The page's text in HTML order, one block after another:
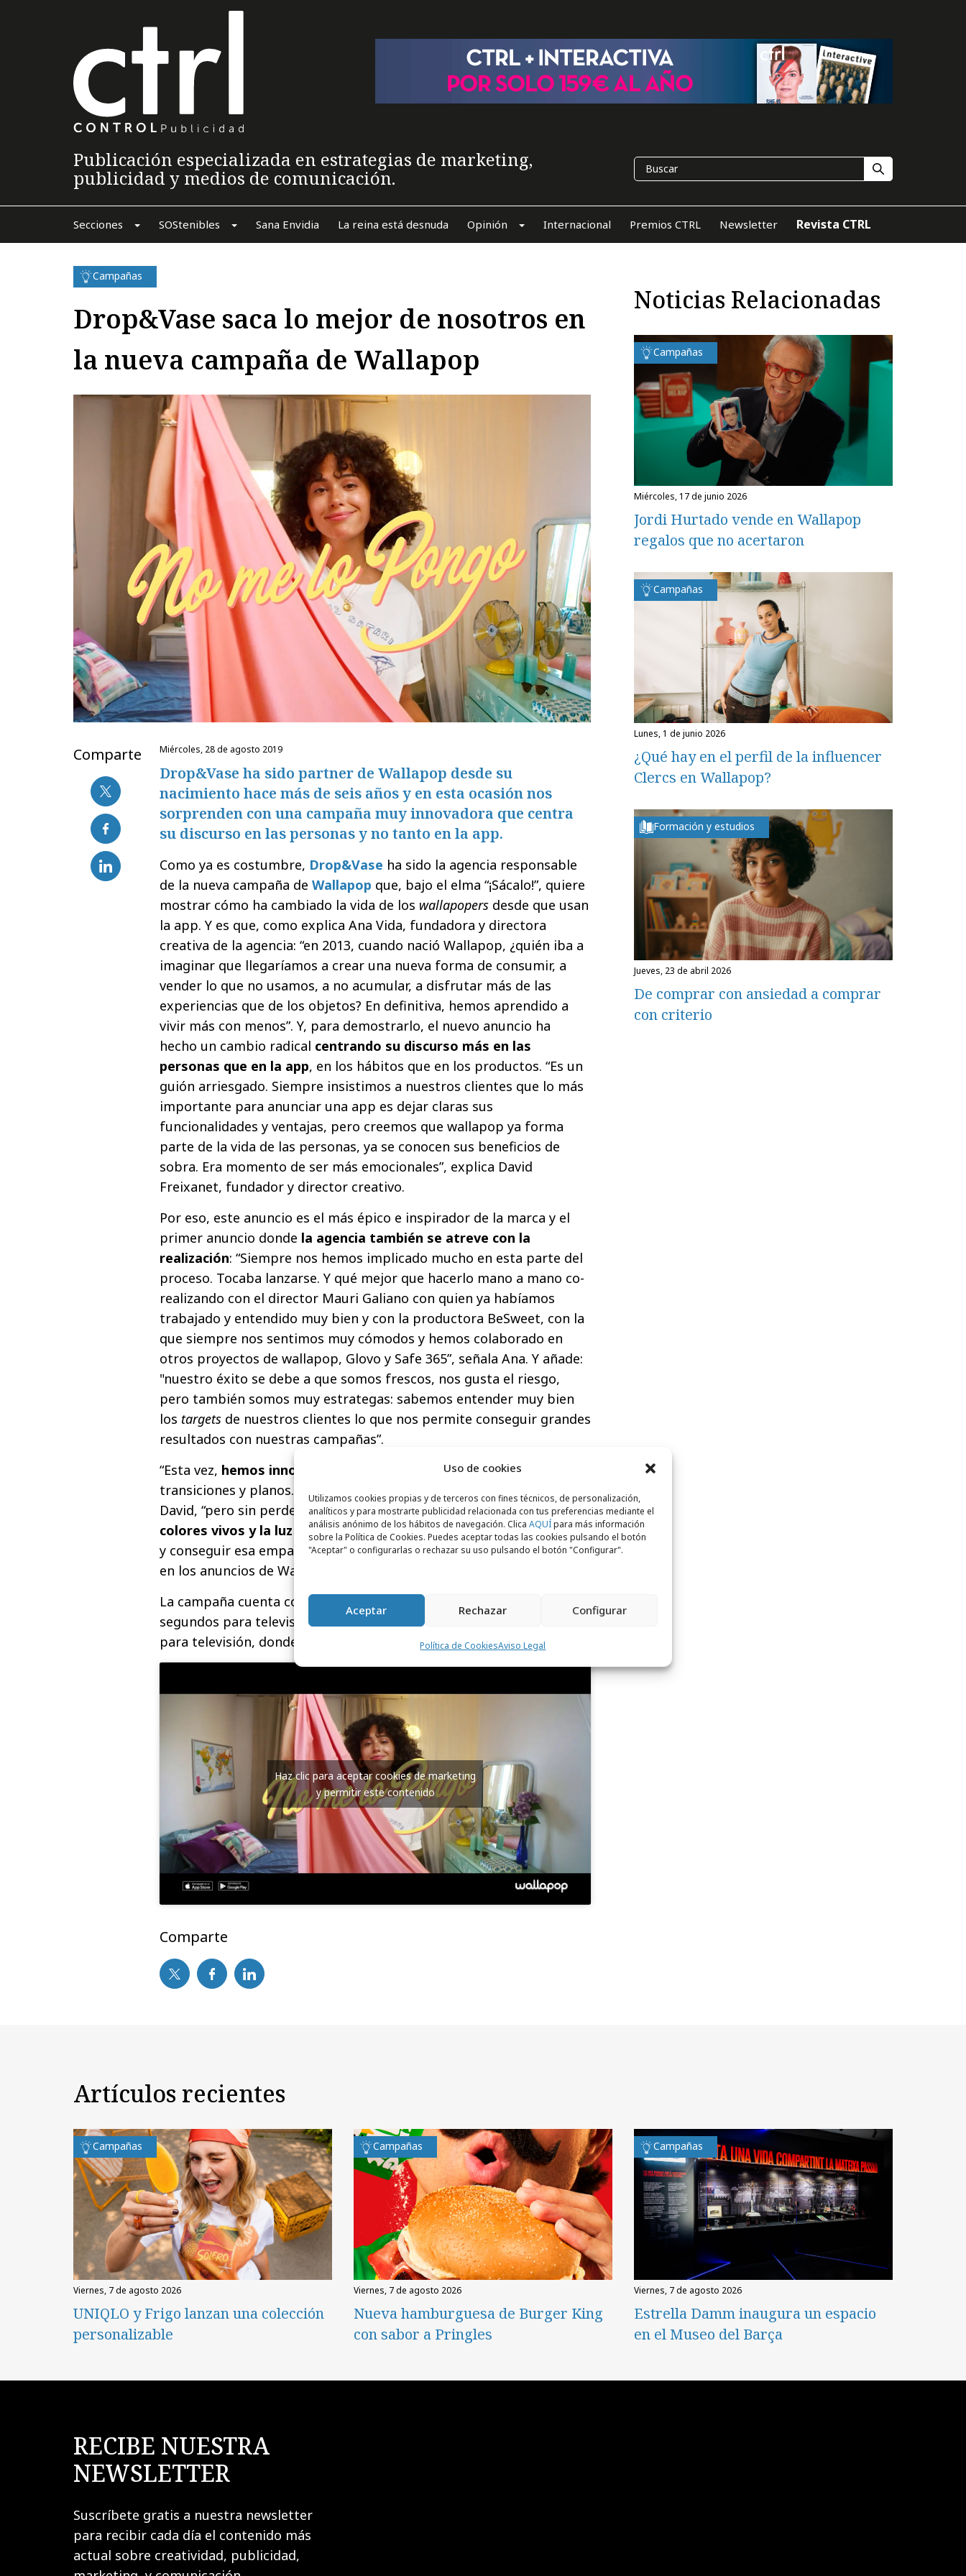
Uso de cookies
Utilizamos cookies propias y de terceros con fines técnicos, de personalización,
analíticos y para mostrarte publicidad relacionada con tus preferencias mediante el
análisis anónimo de los hábitos de navegación. Clica AQUÍpara más información
sobre la Política de Cookies. Puedes aceptar todas las cookies pulsando el botón
"Aceptar" o configurarlas o rechazar su uso pulsando el botón "Configurar".
Aceptar Rechazar Configurar
Política de CookiesAviso Legal
Publicación especializada en estrategias de marketing,
publicidad y medios de comunicación.
Secciones SOStenibles Sana Envidia La reina está desnuda Opinión Internacional Premios CTRL Newsletter Revista CTRL
Campañas
Drop&Vase saca lo mejor de nosotros en
la nueva campaña de Wallapop
Comparte miércoles, 28 de agosto 2019
Drop&Vase ha sido partner de Wallapop desde su
nacimiento hace más de seis años y en esta ocasión nos
sorprenden con una campaña muy innovadora que centra
su discurso en las personas y no tanto en la app.
Como ya es costumbre, Drop&Vase ha sido la agencia responsable
de la nueva campaña de Wallapop que, bajo el elma “¡Sácalo!”, quiere
mostrar cómo ha cambiado la vida de los wallapopers desde que usan
la app. Y es que, como explica Ana Vida, fundadora y directora
creativa de la agencia: “en 2013, cuando nació Wallapop, ¿quién iba a
imaginar que llegaríamos a crear una nueva forma de consumir, a
vender lo que no usamos, a no acumular, a disfrutar más de las
experiencias que de los objetos? En definitiva, hemos aprendido a
vivir más con menos”. Y, para demostrarlo, el nuevo anuncio ha
hecho un cambio radical centrando su discurso más en las
personas que en la app, en los hábitos que en los productos. “Es un
guión arriesgado. Siempre insistimos a nuestros clientes que lo más
importante para anunciar una app es dejar claras sus
funcionalidades y ventajas, pero creemos que wallapop ya forma
parte de la vida de las personas, ya se conocen sus beneficios de
sobra. Era momento de ser más emocionales”, explica David
Freixanet, fundador y director creativo.
Por eso, este anuncio es el más épico e inspirador de la marca y el
primer anuncio donde la agencia también se atreve con la
realización: “Siempre nos hemos implicado mucho en esta parte del
proceso. Tocaba lanzarse. Y qué mejor que hacerlo mano a mano co-
realizando con el director Mauri Galiano con quien ya habíamos
trabajado y entendido muy bien y con la productora BeSweet, con la
que siempre nos sentimos muy cómodos y hemos colaborado en
otros proyectos de wallapop, Glovo y Safe 365”, señala Ana. Y añade:
"nuestro éxito se debe a que somos frescos, nos gusta el riesgo,
pero también somos muy estrategas: sabemos entender muy bien
los targets de nuestros clientes lo que nos permite conseguir grandes
resultados con nuestras campañas”.
“Esta vez, hemos innovado mucho
en los movimientos de cámara,
transiciones y planos. Nos lo hemos pasado muy bien", continúa
David, “pero sin perder a los personajes reales y carismáticos,los
colores vivos y la luz naturalpara no perder ellook&feelde la marca
y conseguir esa empatía y conexión con eltargetque siempre existe
en los anuncios de Wallapop”.
La campaña cuenta con dos versiones más aspiracionales de 30 y 20
segundos para televisión y digital, y 5 anuncios de 10” más tácticos
para televisión, donde se remarcan los beneficios de la app.
Haz clic para aceptar cookies de marketing
y permitir este contenido
Comparte
Noticias Relacionadas
Campañas
miércoles, 17 de junio 2026
Jordi Hurtado vende en Wallapop
regalos que no acertaron
Campañas
lunes, 1 de junio 2026
¿Qué hay en el perfil de la influencer
Clercs en Wallapop?
Formación y estudios
jueves, 23 de abril 2026
De comprar con ansiedad a comprar
con criterio
Artículos recientes
Campañas
viernes, 7 de agosto 2026
UNIQLO y Frigo lanzan una colección
personalizable
Campañas
viernes, 7 de agosto 2026
Nueva hamburguesa de Burger King
con sabor a Pringles
Campañas
viernes, 7 de agosto 2026
Estrella Damm inaugura un espacio
en el Museo del Barça
RECIBE NUESTRA
NEWSLETTER
Suscríbete gratis a nuestra newsletter
para recibir cada día el contenido más
actual sobre creatividad, publicidad,